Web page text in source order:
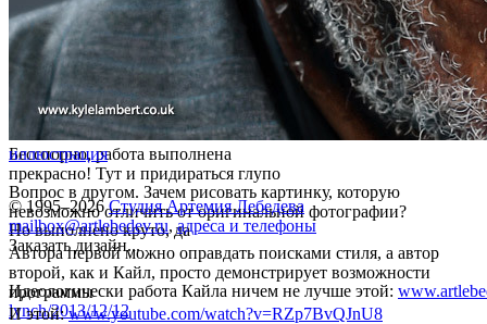
Бесспорно, работа выполнена
прекрасно! Тут и придираться глупо
Вопрос в другом. Зачем рисовать картинку, которую
невозможно отличить от оригинальной фотографии?
Но выполнено круто, да
Автора первой можно оправдать поисками стиля, а автор
второй, как и Кайл, просто демонстрирует возможности
программы
Идеологически работа Кайла ничем не лучше этой:
lynch/2013/12/12
И этой:www.youtube.com/watch?v=RZp7BvQJnU8
иллюстрация
© 1995–2026 Студия Артемия Лебедева
mailbox@artlebedev.ru, адреса и телефоны
Заказать дизайн...